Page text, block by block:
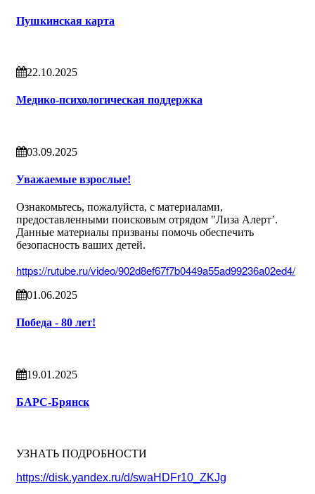
Пушкинская карта
22.10.2025
Медико-психологическая поддержка
03.09.2025
Уважаемые взрослые!
Ознакомьтесь, пожалуйста, с материалами,
предоставленными поисковым отрядом "Лиза Алерт’.
Данные материалы призваны помочь обеспечить
безопасность ваших детей.
https://rutube.ru/video/902d8ef67f7b0449a55ad99236a02ed4/
01.06.2025
Победа - 80 лет!
19.01.2025
БАРС-Брянск
УЗНАТЬ ПОДРОБНОСТИ
https://disk.yandex.ru/d/swaHDFr10_ZKJg